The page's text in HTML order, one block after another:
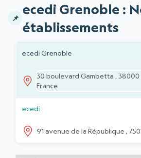
ecedi Grenoble :
établissements
ÉTABLISSEMENTS
ecedi Grenoble
30 boulevard Gambetta , 38000
France
ecedi
91 avenue de la République ,